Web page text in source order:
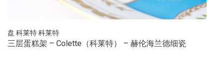
盘 科莱特科莱特
三层蛋糕架 – Colette（科莱特） – 赫伦海兰德细瓷